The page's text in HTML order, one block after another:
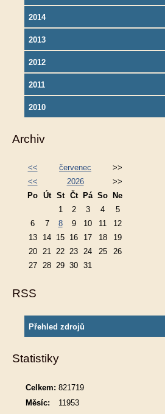
2014
2013
2012
2011
2010
Archiv
<< červenec
>>
<<
2026
>>
Po Út St Čt Pá So
Ne
1
2 3 4
5
6
7 8 9 10 11
12
13
14 15 16 17 18
19
20
21 22 23 24 25
26
27
28 29 30 31
RSS
Přehled zdrojů
Statistiky
Celkem: 821719
Měsíc:
11953